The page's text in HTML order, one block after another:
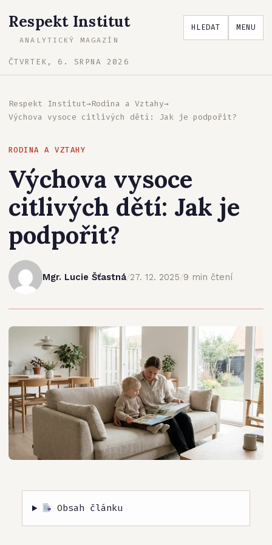
ČTVRTEK, 6. SRPNA 2026
Respekt Institut
ANALYTICKÝ MAGAZÍN
HLEDAT MENU
Respekt Institut→Rodina a Vztahy→
Výchova vysoce citlivých dětí: Jak je podpořit?
RODINA A VZTAHY
Výchova vysoce
citlivých dětí: Jak je
podpořit?
Mgr. Lucie Šťastná/27. 12. 2025/9 min čtení
Obsah článku